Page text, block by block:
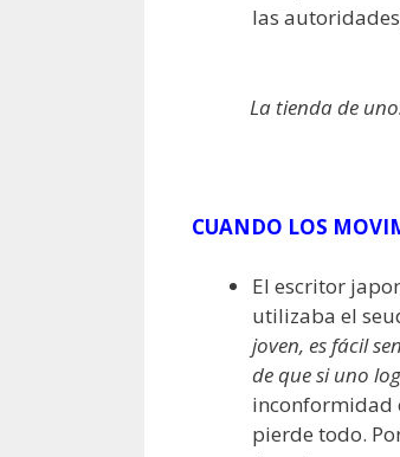
las
La tienda de
CUANDO LOS
El escritor
utilizaba el
joven, es fácil
de que si uno
inconformidad
pierde todo.